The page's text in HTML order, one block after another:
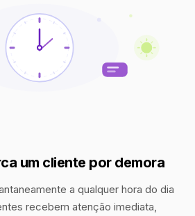
um cliente por demora
a qualquer hora do dia
recebem atenção imediata,